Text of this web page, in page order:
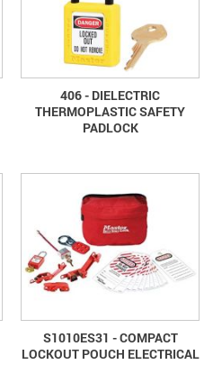
406 - DIELECTRIC
THERMOPLASTIC SAFETY
PADLOCK
S1010ES31 - COMPACT
LOCKOUT POUCH ELECTRICAL